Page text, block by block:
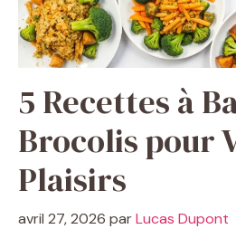
5 Recettes à
Brocolis pour
Plaisirs
avril 27, 2026 parLucas Dupont